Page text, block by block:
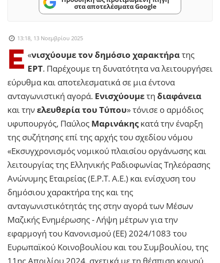
στα αποτελέσματα Google
13:18, 13 Νοεμβρίου 2025
«
Ε νισχύουμε τον δημόσιο χαρακτήρατης
ΕΡΤ. Παρέχουμε τη δυνατότητα να λειτουργήσει
εύρυθμα και αποτελεσματικά σε μια έντονα
ανταγωνιστική αγορά. Ενισχύουμετη διαφάνεια
και τηνελευθερία του Τύπου» τόνισε ο αρμόδιος
υφυπουργός, Παύλος Μαρινάκηςκατά την έναρξη
της συζήτησης επί της αρχής του σχεδίου νόμου
«Εκσυγχρονισμός νομικού πλαισίου οργάνωσης και
λειτουργίας της Ελληνικής Ραδιοφωνίας Τηλεόρασης
Ανώνυμης Εταιρείας (Ε.Ρ.Τ. Α.Ε.) και ενίσχυση του
δημόσιου χαρακτήρα της και της
ανταγωνιστικότητάς της στην αγορά των Μέσων
Μαζικής Ενημέρωσης - Λήψη μέτρων για την
εφαρμογή του Κανονισμού (ΕΕ) 2024/1083 του
Ευρωπαϊκού Κοινοβουλίου και του Συμβουλίου, της